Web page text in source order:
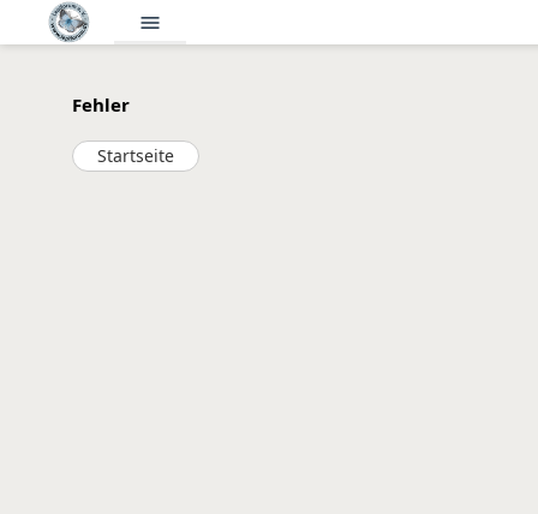
menu
Fehler
Startseite